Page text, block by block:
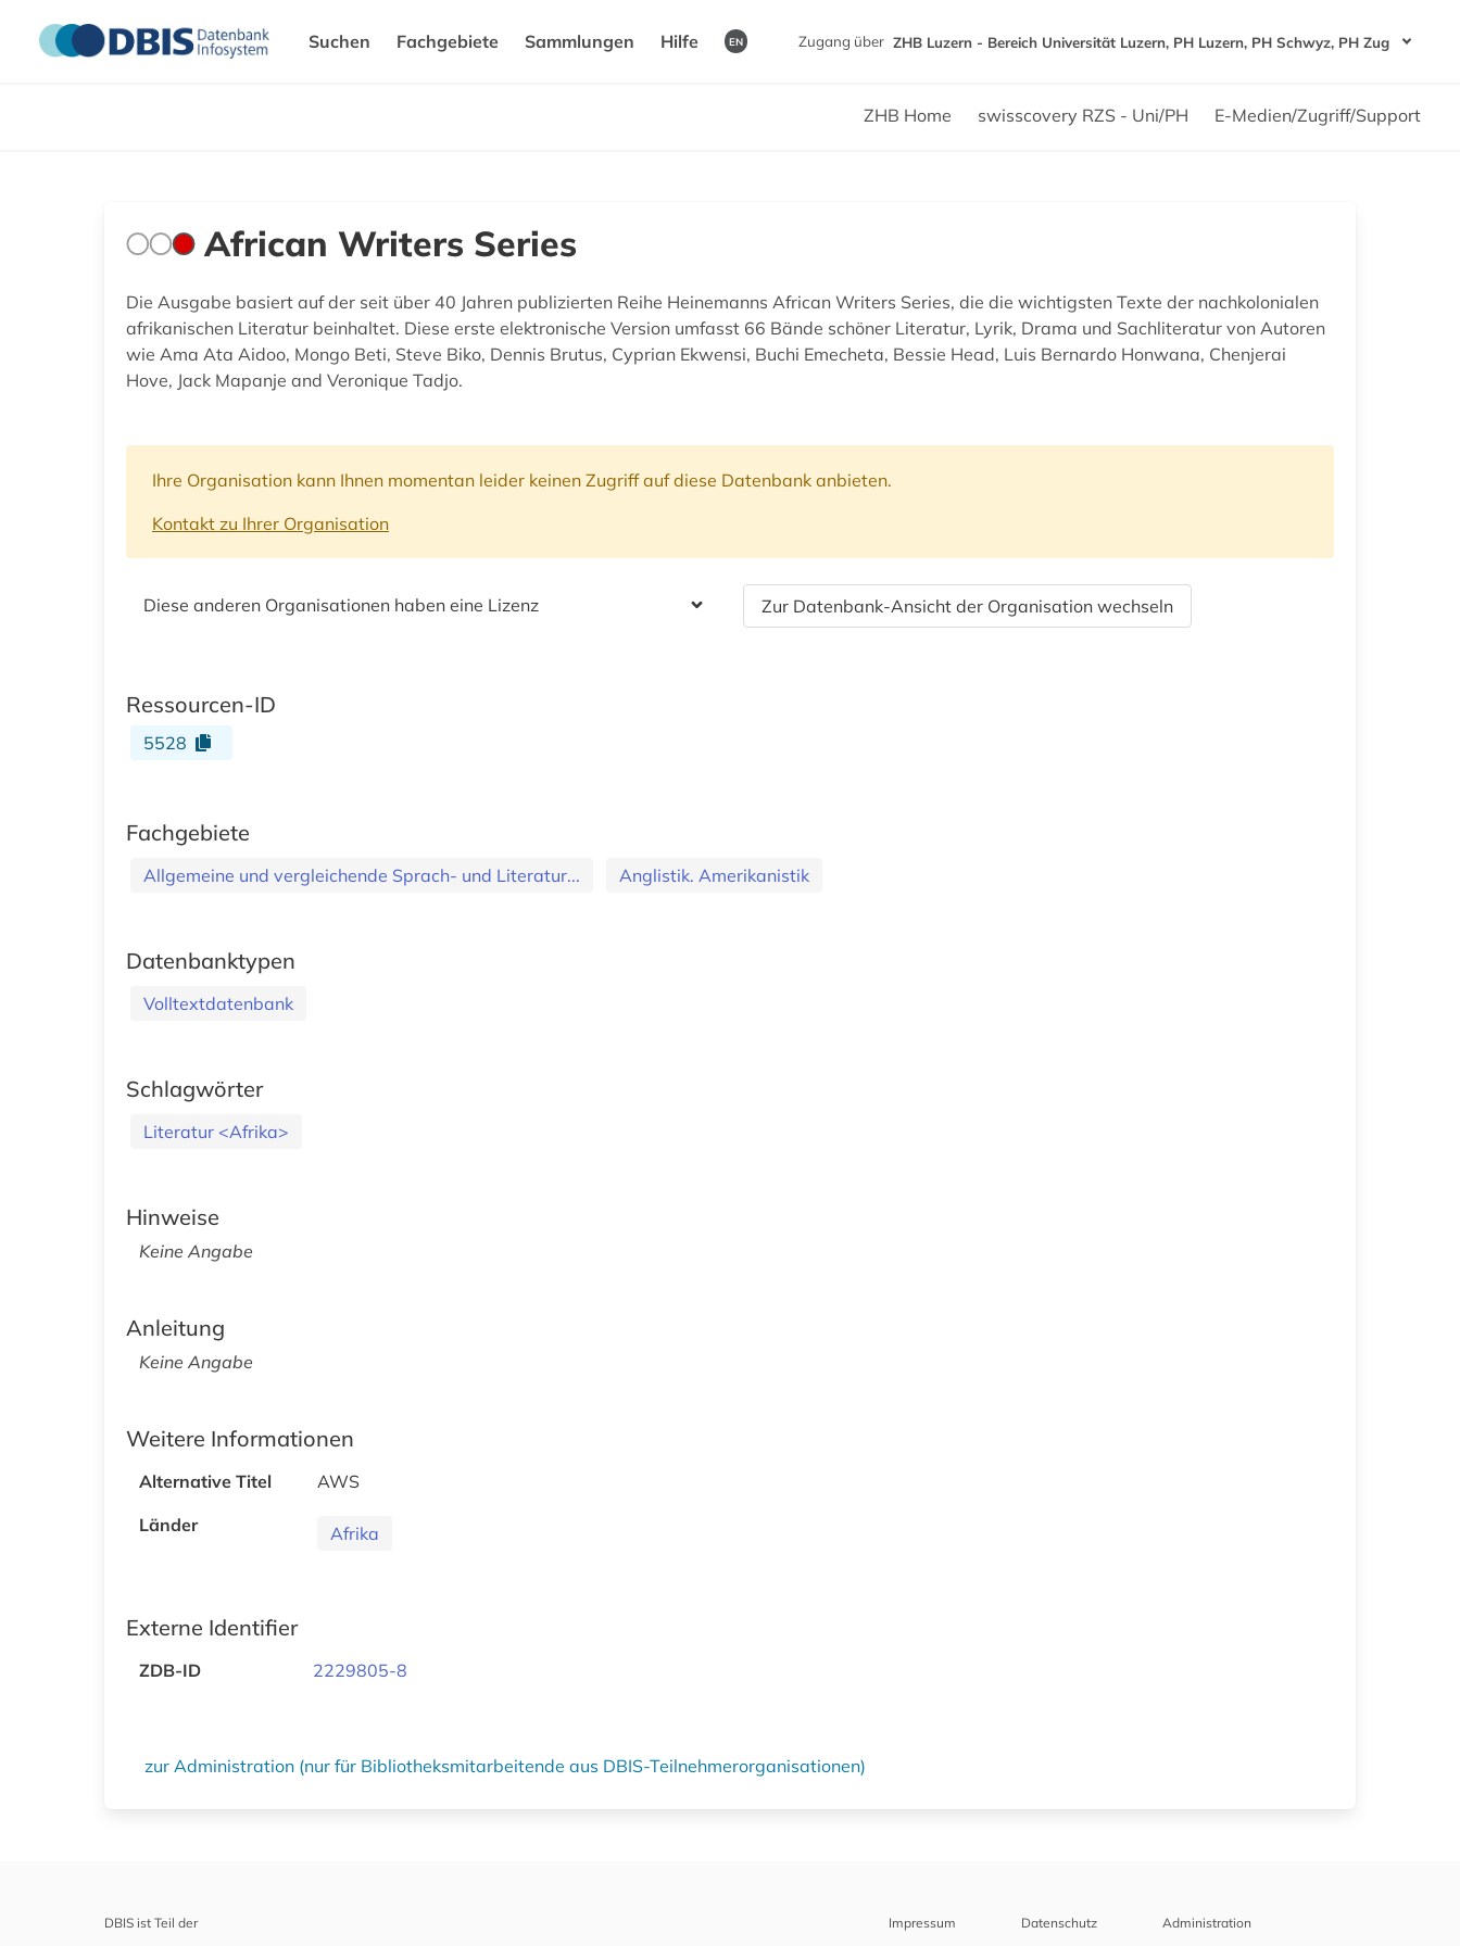
Suchen Fachgebiete Sammlungen Hilfe EN Zugang über ZHB Luzern - Bereich Universität Luzern, PH Luzern, PH Schwyz, PH Zug
ZHB Home swisscovery RZS - Uni/PH E-Medien/Zugriff/Support
African Writers Series
Die Ausgabe basiert auf der seit über 40 Jahren publizierten Reihe Heinemanns African Writers Series, die die wichtigsten Texte der nachkolonialen
afrikanischen Literatur beinhaltet. Diese erste elektronische Version umfasst 66 Bände schöner Literatur, Lyrik, Drama und Sachliteratur von Autoren
wie Ama Ata Aidoo, Mongo Beti, Steve Biko, Dennis Brutus, Cyprian Ekwensi, Buchi Emecheta, Bessie Head, Luis Bernardo Honwana, Chenjerai
Hove, Jack Mapanje and Veronique Tadjo.
Ihre Organisation kann Ihnen momentan leider keinen Zugriff auf diese Datenbank anbieten.
Kontakt zu Ihrer Organisation
Diese anderen Organisationen haben eine Lizenz Zur Datenbank-Ansicht der Organisation wechseln
Ressourcen-ID
5528
Fachgebiete
Allgemeine und vergleichende Sprach- und Literatur... Anglistik. Amerikanistik
Datenbanktypen
Volltextdatenbank
Schlagwörter
Literatur <Afrika>
Hinweise
Keine Angabe
Anleitung
Keine Angabe
Weitere Informationen
Alternative Titel
AWS
Länder
Afrika
Externe Identifier
ZDB-ID 2229805-8
zur Administration (nur für Bibliotheksmitarbeitende aus DBIS-Teilnehmerorganisationen)
DBIS ist Teil der Impressum Datenschutz Administration